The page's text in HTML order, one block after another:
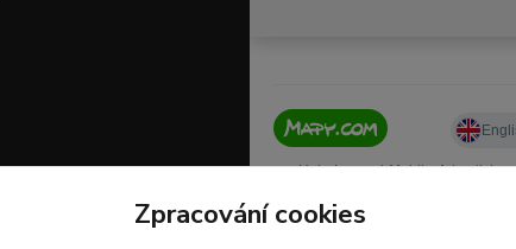
Zpracování cookies